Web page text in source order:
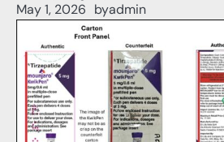
May 1, 2026 byadmin